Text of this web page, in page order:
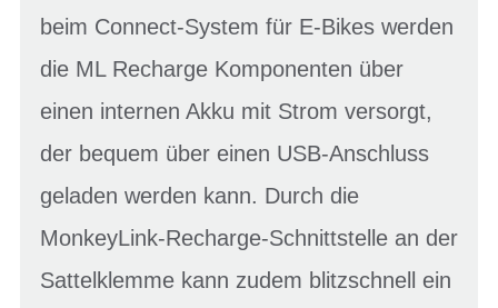
beim Connect-System für E-Bikes werden
die ML Recharge Komponenten über
einen internen Akku mit Strom versorgt,
der bequem über einen USB-Anschluss
geladen werden kann. Durch die
MonkeyLink-Recharge-Schnittstelle an der
Sattelklemme kann zudem blitzschnell ein